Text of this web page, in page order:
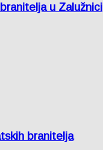
u Zalužnici
branitelja